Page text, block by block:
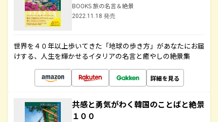
BOOKS 旅の名言＆絶景
2022.11.18 発売
世界を４０年以上歩いてきた「地球の歩き方」があなたにお届
けする、人生を輝かせるイタリアの名言と癒やしの絶景集
詳細を見る
共感と勇気がわく韓国のことばと絶景
１００